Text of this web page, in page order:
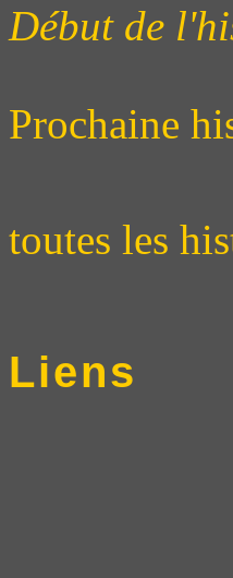
Début de
Prochaine
toutes les
Liens